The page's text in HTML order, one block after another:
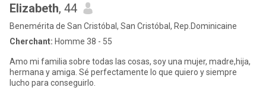
Elizabeth, 44
Benemérita de San Cristóbal, San Cristóbal, Rep.Dominicaine
Cherchant: Homme 38 - 55
Amo mi familia sobre todas las cosas, soy una mujer, madre,hija,
hermana y amiga. Sé perfectamente lo que quiero y siempre
lucho para conseguirlo.